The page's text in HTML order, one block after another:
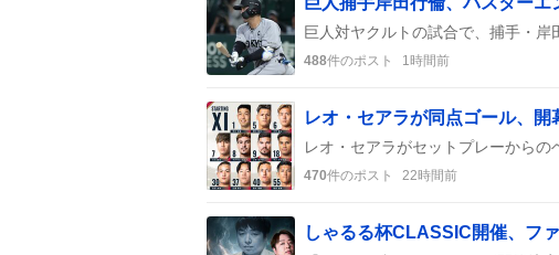
488件のポスト 1時間前
レオ・セアラが同点ゴール、
470件のポスト 22時間前
しゃるる杯CLASSIC開催、フ